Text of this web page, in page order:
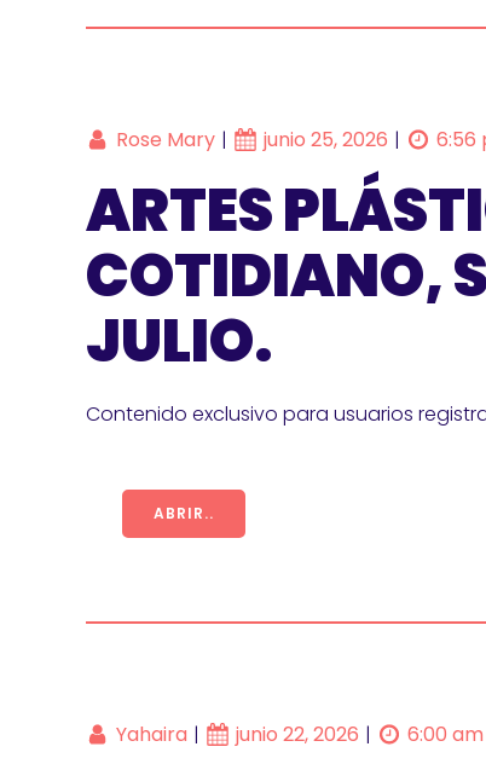
Rose Mary | junio 25, 2026 | 6:56
ARTES
COTIDIANO,
JULIO.
Contenido exclusivo para usuarios
ABRIR..
Yahaira | junio 22, 2026 | 6:00 am